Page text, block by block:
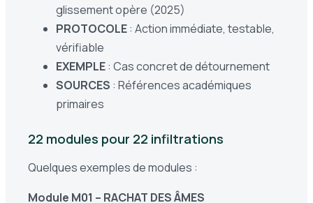
glissement opère (2025)
PROTOCOLE: Action immédiate, testable,
vérifiable
EXEMPLE: Cas concret de détournement
SOURCES : Références académiques
primaires
22 modules pour 22 infiltrations
Quelques exemples de modules :
Module M01 – RACHAT DES ÂMES